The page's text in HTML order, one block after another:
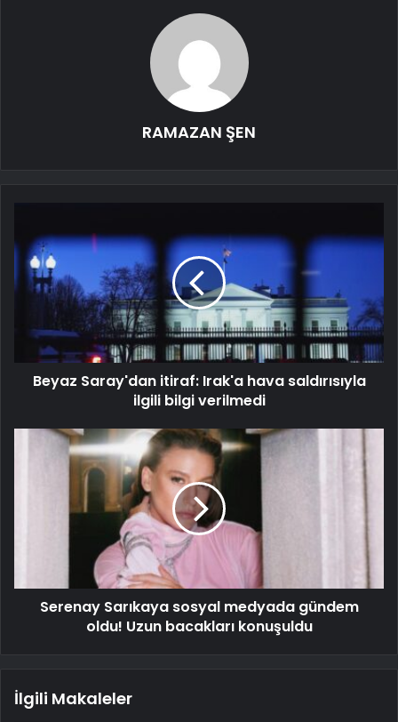
RAMAZAN ŞEN
Beyaz Saray'dan itiraf: Irak'a hava saldırısıyla
ilgili bilgi verilmedi
Serenay Sarıkaya sosyal medyada gündem
oldu! Uzun bacakları konuşuldu
İlgili Makaleler